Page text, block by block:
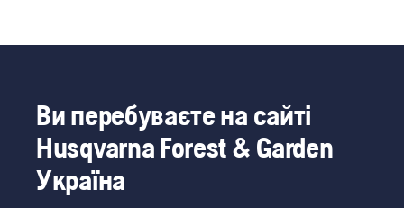
Ви перебуваєте на сайті
Husqvarna Forest & Garden
Україна